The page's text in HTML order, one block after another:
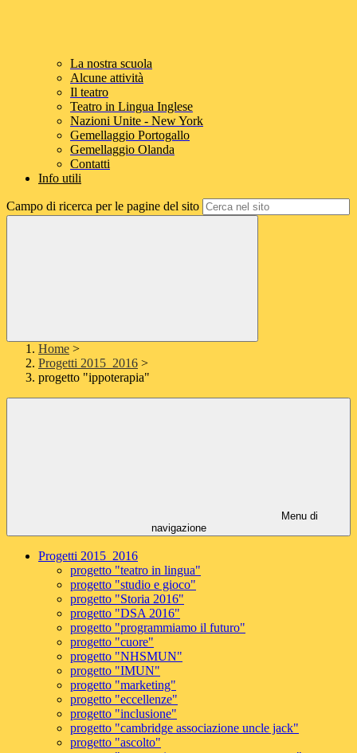
La nostra scuola
Alcune attività
Il teatro
Teatro in Lingua Inglese
Nazioni Unite - New York
Gemellaggio Portogallo
Gemellaggio Olanda
Contatti
Info utili
Campo di ricerca per le pagine del sito
Home >
Progetti 2015_2016 >
progetto "ippoterapia"
Menu di
navigazione
Progetti 2015_2016
progetto "teatro in lingua"
progetto "studio e gioco"
progetto "Storia 2016"
progetto "DSA 2016"
progetto "programmiamo il futuro"
progetto "cuore"
progetto "NHSMUN"
progetto "IMUN"
progetto "marketing"
progetto "eccellenze"
progetto "inclusione"
progetto "cambridge associazione uncle jack"
progetto "ascolto"